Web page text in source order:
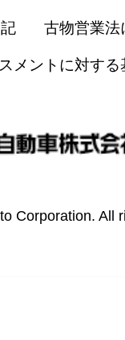
古物営業法
メントに対する
Corporation. All